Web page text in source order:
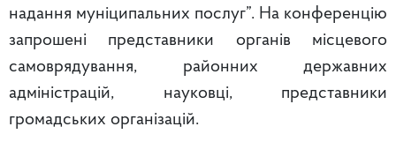
надання муніципальних послуг”. На конференцію
запрошені представники органів місцевого
самоврядування, районних державних
адміністрацій, науковці, представники
громадських організацій.